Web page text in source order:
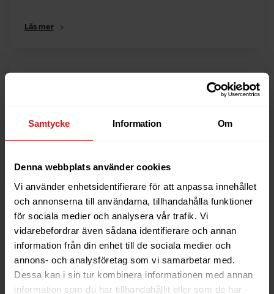
Samtycke Information Om
Denna webbplats använder cookies
Vi använder enhetsidentifierare för att anpassa innehållet
och annonserna till användarna, tillhandahålla funktioner
för sociala medier och analysera vår trafik. Vi
vidarebefordrar även sådana identifierare och annan
information från din enhet till de sociala medier och
annons- och analysföretag som vi samarbetar med.
Dessa kan i sin tur kombinera informationen med annan
information som du har tillhandahållit eller som de har
Läs mer
Är du ägare till hemsidan eller domännamnet så har
anledningarna till varför en hemsida är spärrad.
Läs mer
The website you were trying to
reach has been suspended